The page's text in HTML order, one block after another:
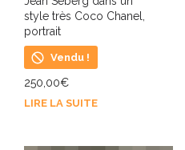
style très Coco Chanel,
portrait
Vendu !
250,00€
LIRE LA SUITE